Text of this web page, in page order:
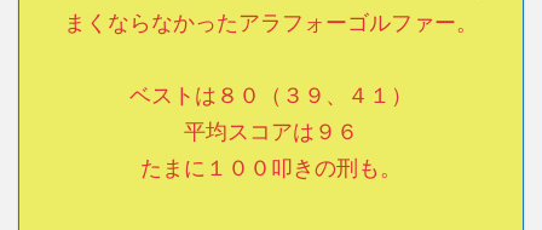
まくならなかったアラフォーゴルファー。
ベストは８０（３９、４１）
平均スコアは９６
たまに１００叩きの刑も。